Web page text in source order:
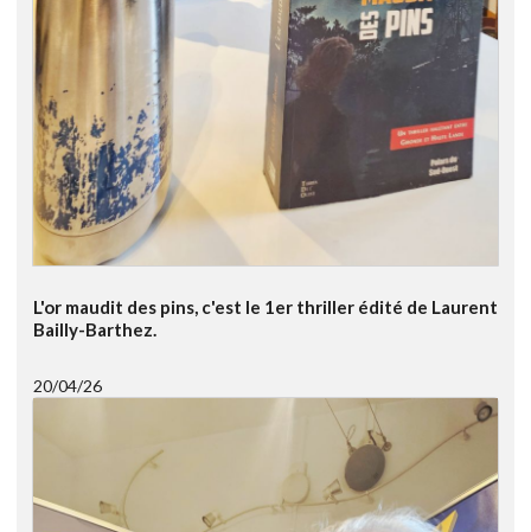
L'or maudit des pins, c'est le 1er thriller édité de Laurent
Bailly-Barthez.
20/04/26